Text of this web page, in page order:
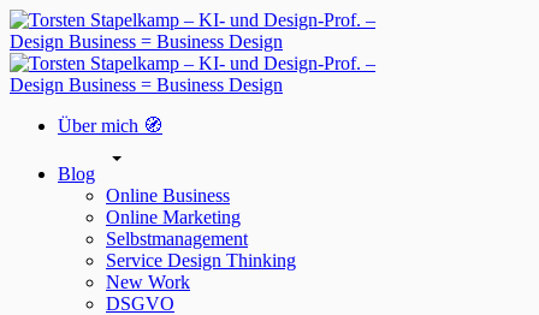
Über mich 🧭
Blog
Online Business
Online Marketing
Selbstmanagement
Service Design Thinking
New Work
DSGVO